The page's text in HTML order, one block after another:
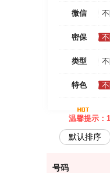
微信
密保
类型
特色
温馨提示：1:
默认排序
号码